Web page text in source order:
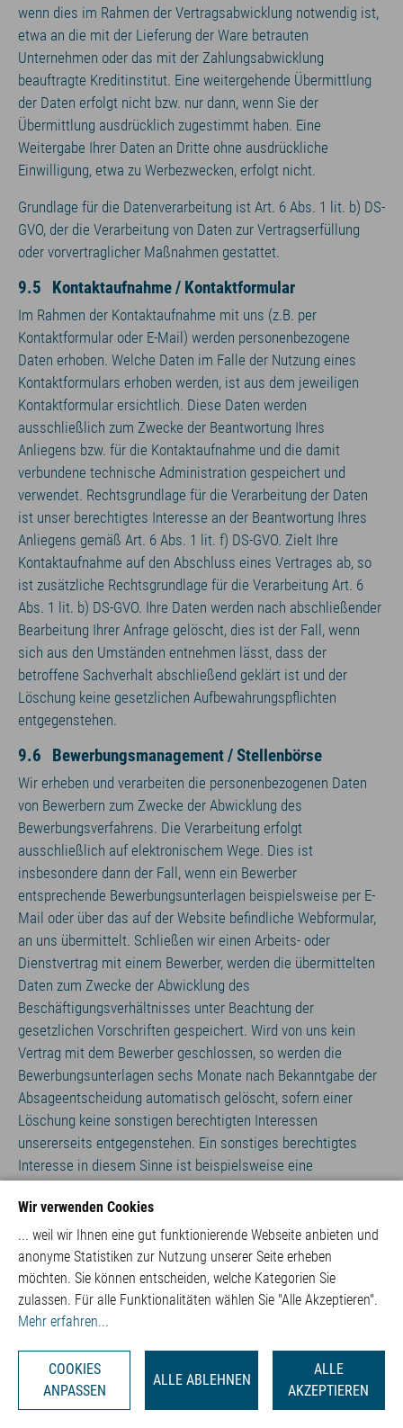
wenn dies im Rahmen der Vertragsabwicklung notwendig ist,
etwa an die mit der Lieferung der Ware betrauten
Unternehmen oder das mit der Zahlungsabwicklung
beauftragte Kreditinstitut. Eine weitergehende Übermittlung
der Daten erfolgt nicht bzw. nur dann, wenn Sie der
Übermittlung ausdrücklich zugestimmt haben. Eine
Weitergabe Ihrer Daten an Dritte ohne ausdrückliche
Einwilligung, etwa zu Werbezwecken, erfolgt nicht.
Grundlage für die Datenverarbeitung ist Art. 6 Abs. 1 lit. b) DS-
GVO, der die Verarbeitung von Daten zur Vertragserfüllung
oder vorvertraglicher Maßnahmen gestattet.
9.5 Kontaktaufnahme / Kontaktformular
Im Rahmen der Kontaktaufnahme mit uns (z.B. per
Kontaktformular oder E-Mail) werden personenbezogene
Daten erhoben. Welche Daten im Falle der Nutzung eines
Kontaktformulars erhoben werden, ist aus dem jeweiligen
Kontaktformular ersichtlich. Diese Daten werden
ausschließlich zum Zwecke der Beantwortung Ihres
Anliegens bzw. für die Kontaktaufnahme und die damit
verbundene technische Administration gespeichert und
verwendet. Rechtsgrundlage für die Verarbeitung der Daten
ist unser berechtigtes Interesse an der Beantwortung Ihres
Anliegens gemäß Art. 6 Abs. 1 lit. f) DS-GVO. Zielt Ihre
Kontaktaufnahme auf den Abschluss eines Vertrages ab, so
ist zusätzliche Rechtsgrundlage für die Verarbeitung Art. 6
Abs. 1 lit. b) DS-GVO. Ihre Daten werden nach abschließender
Bearbeitung Ihrer Anfrage gelöscht, dies ist der Fall, wenn
sich aus den Umständen entnehmen lässt, dass der
betroffene Sachverhalt abschließend geklärt ist und der
Löschung keine gesetzlichen Aufbewahrungspflichten
entgegenstehen.
9.6 Bewerbungsmanagement / Stellenbörse
Wir erheben und verarbeiten die personenbezogenen Daten
von Bewerbern zum Zwecke der Abwicklung des
Bewerbungsverfahrens. Die Verarbeitung erfolgt
ausschließlich auf elektronischem Wege. Dies ist
insbesondere dann der Fall, wenn ein Bewerber
entsprechende Bewerbungsunterlagen beispielsweise per E-
Mail oder über das auf der Website befindliche Webformular,
an uns übermittelt. Schließen wir einen Arbeits- oder
Dienstvertrag mit einem Bewerber, werden die übermittelten
Daten zum Zwecke der Abwicklung des
Beschäftigungsverhältnisses unter Beachtung der
gesetzlichen Vorschriften gespeichert. Wird von uns kein
Vertrag mit dem Bewerber geschlossen, so werden die
Bewerbungsunterlagen sechs Monate nach Bekanntgabe der
Absageentscheidung automatisch gelöscht, sofern einer
Löschung keine sonstigen berechtigten Interessen
unsererseits entgegenstehen. Ein sonstiges berechtigtes
Interesse in diesem Sinne ist beispielsweise eine
Gleichbehandlungsgesetz (AGG). Sie haben die Möglichkeit
einer verlängerten Speicherung Ihrer Bewerbungsunterlagen
für die Dauer von zwölf Monate zuzustimmen. Mit Ihrer
Einwilligung nehmen wir Ihre Bewerbungsunterlagen für
diesen Zeitraum in unseren Bewerberpool auf. Dadurch
können wir Sie auch zu einem späteren Zeitpunkt für
Bewerbung keine geeignete Position verfügbar ist oder sich
erst künftig eine entsprechende Vakanz ergibt. Stimmen Sie
der verlängerten Speicherfrist von zwölf Monaten nicht zu,
Wir verwenden Cookies
... weil wir Ihnen eine gut funktionierende Webseite anbieten und
anonyme Statistiken zur Nutzung unserer Seite erheben
möchten. Sie können entscheiden, welche Kategorien Sie
zulassen. Für alle Funktionalitäten wählen Sie "Alle Akzeptieren".
Mehr erfahren...
COOKIES
ANPASSEN
ALLE ABLEHNEN
ALLE
AKZEPTIEREN